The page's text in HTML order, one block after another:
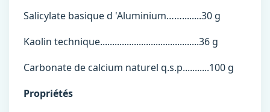
Salicylate basique d 'Aluminium……........30 g
Kaolin technique.........................................36 g
Carbonate de calcium naturel q.s.p...........100 g
Propriétés